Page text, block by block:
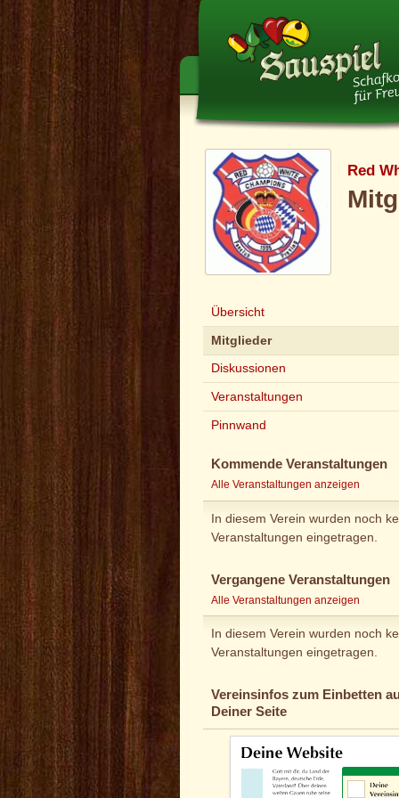
Red
Übersicht
Mitglieder
Diskussionen
Veranstaltungen
Pinnwand
Kommende Veranstaltungen
Alle Veranstaltungen anzeigen
In diesem Verein wurden noch
Veranstaltungen eingetragen.
Vergangene Veranstaltungen
Alle Veranstaltungen anzeigen
In diesem Verein wurden noch
Veranstaltungen eingetragen.
Vereinsinfos zum Einbetten
Deiner Seite